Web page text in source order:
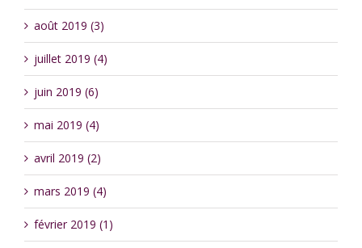
août 2019 (3)
juillet 2019 (4)
juin 2019 (6)
mai 2019 (4)
avril 2019 (2)
mars 2019 (4)
février 2019 (1)